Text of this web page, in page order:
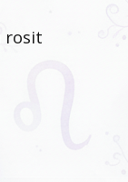
rosit